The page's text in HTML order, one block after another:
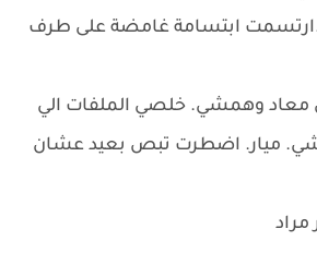
ابتسامة غامضة على طرف
معاد وهمشي. خلصي الملفات الي
ميار. اضطرت تبص بعيد عشان